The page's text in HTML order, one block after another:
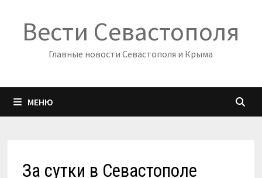
содержимому
Вести Севастополя
Главные новости Севастополя и Крыма
МЕНЮ
За сутки в Севастополе